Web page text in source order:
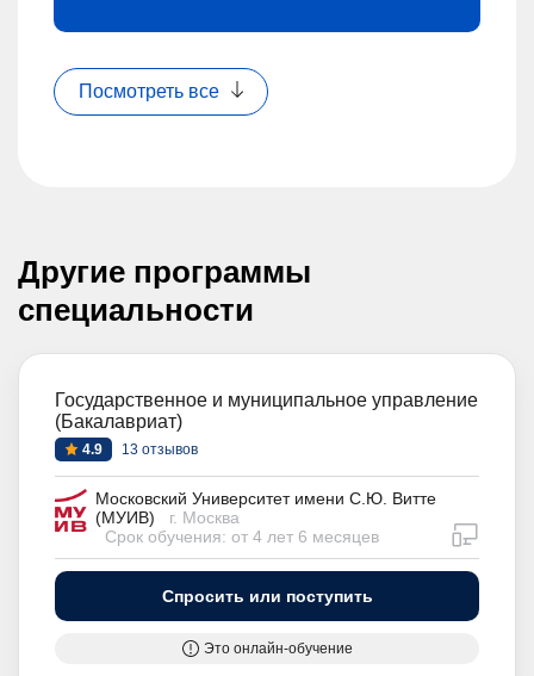
Посмотреть все
Другие программы
специальности
Государственное и муниципальное управление
(Бакалавриат)
4.9 13 отзывов
Московский Университет имени С.Ю. Витте
(МУИВ)
г. Москва
Срок обучения: от 4 лет 6 месяцев
Спросить или поступить
Это онлайн-обучение